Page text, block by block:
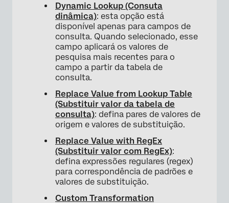
Dynamic Lookup (Consuta
dinâmica): esta opção está
disponível apenas para campos de
consulta. Quando selecionado, esse
campo aplicará os valores de
pesquisa mais recentes para o
campo a partir da tabela de
consulta.
Replace Value from Lookup Table
(Substituir valor da tabela de
consulta): defina pares de valores de
origem e valores de substituição.
Replace Value with RegEx
(Substituir valor com RegEx):
defina expressões regulares (regex)
para correspondência de padrões e
valores de substituição.
Custom Transformation